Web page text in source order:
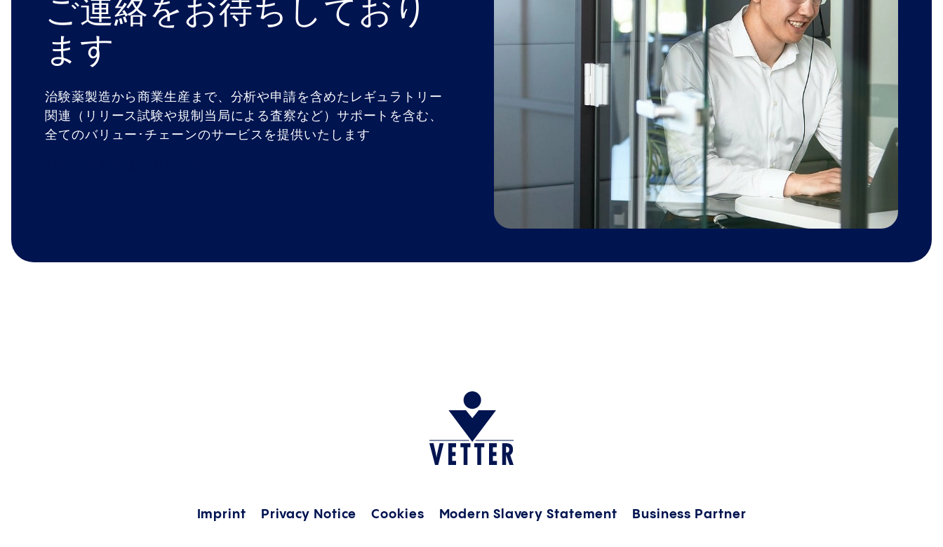
ご連絡をお待ちしており
ます
治験薬製造から商業生産まで、分析や申請を含めたレギュラトリー
関連（リリース試験や規制当局による査察など）サポートを含む、
全てのバリュー･チェーンのサービスを提供いたします
Imprint Privacy Notice Cookies Modern Slavery Statement Business Partner